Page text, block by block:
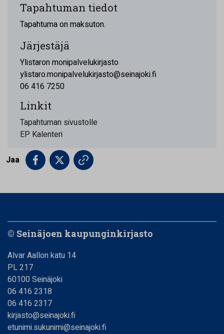
Tapahtuman tiedot
Tapahtuma on maksuton.
Järjestäjä
Ylistaron monipalvelukirjasto
ylistaro.monipalvelukirjasto@seinajoki.fi
06 416 7250
Linkit
Tapahtuman sivustolle
EP Kalenteri
Jaa
© Seinäjoen kaupunginkirjasto
Alvar Aallon katu 14
PL 217
60100 Seinäjoki
06 416 2318
06 416 2317
kirjasto@seinajoki.fi
etunimi.sukunimi@seinajoki.fi